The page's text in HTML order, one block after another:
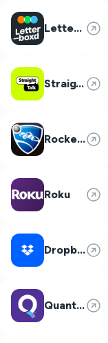
Letterboxd
Straight Talk
Rocket League
Roku
Dropbox
Quantum Fiber